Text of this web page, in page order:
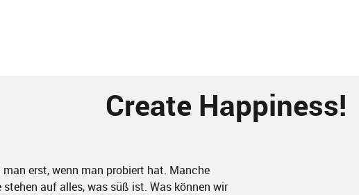
Create Happiness!
erst, wenn man probiert hat. Manche
stehen auf alles, was süß ist. Was können wir